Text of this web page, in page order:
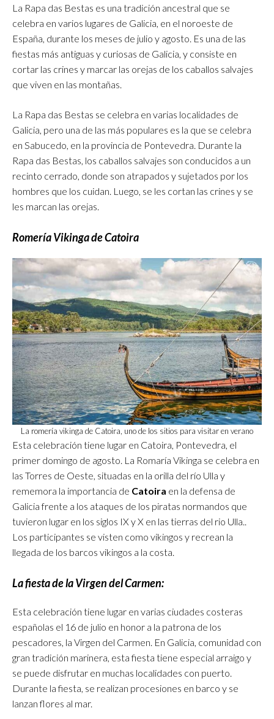
La Rapa das Bestas es una tradición ancestral que se
celebra en varios lugares de Galicia, en el noroeste de
España, durante los meses de julio y agosto. Es una de las
fiestas más antiguas y curiosas de Galicia, y consiste en
cortar las crines y marcar las orejas de los caballos salvajes
que viven en las montañas.
La Rapa das Bestas se celebra en varias localidades de
Galicia, pero una de las más populares es la que se celebra
en Sabucedo, en la provincia de Pontevedra. Durante la
Rapa das Bestas, los caballos salvajes son conducidos a un
recinto cerrado, donde son atrapados y sujetados por los
hombres que los cuidan. Luego, se les cortan las crines y se
les marcan las orejas.
Romería Vikinga de Catoira
La romería vikinga de Catoira, uno de los sitios para visitar en verano
Esta celebración tiene lugar en Catoira, Pontevedra, el
primer domingo de agosto. La Romaría Vikinga se celebra en
las Torres de Oeste, situadas en la orilla del río Ulla y
rememora la importancia de Catoira en la defensa de
Galicia frente a los ataques de los piratas normandos que
tuvieron lugar en los siglos IX y X en las tierras del rio Ulla..
Los participantes se visten como vikingos y recrean la
llegada de los barcos vikingos a la costa.
La fiesta de la Virgen del Carmen:
Esta celebración tiene lugar en varias ciudades costeras
españolas el 16 de julio en honor a la patrona de los
pescadores, la Virgen del Carmen. En Galicia, comunidad con
gran tradición marinera, esta fiesta tiene especial arraigo y
se puede disfrutar en muchas localidades con puerto.
Durante la fiesta, se realizan procesiones en barco y se
lanzan flores al mar.